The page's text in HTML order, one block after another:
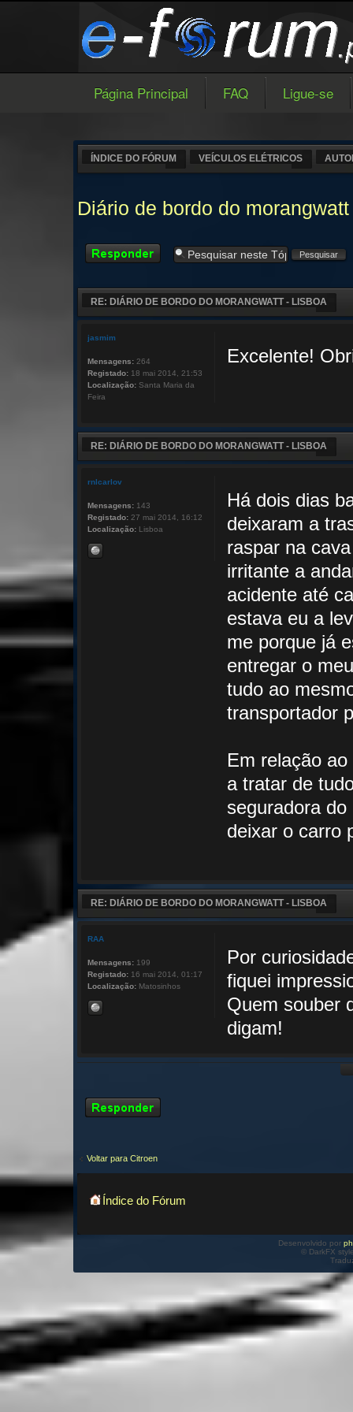
Página Principal FAQ Ligue-se
ÍNDICE DO FÓRUM VEÍCULOS ELÉTRICOS
Diário de bordo do
Responder
RE: DIÁRIO DE BORDO DO MORANGWATT - LISBOA
Excelente!
jasmim
Mensagens: 264
Registado: 18 mai 2014, 21:53
Localização: Santa Maria da
Feira
RE: DIÁRIO DE BORDO DO MORANGWATT - LISBOA
Há dois dias
deixaram a
raspar na
irritante a
acidente até
estava eu a
me porque já
entregar o
tudo ao
transportador
Em relação
a tratar de
seguradora
deixar o carro
rnlcarlov
Mensagens: 143
Registado: 27 mai 2014, 16:12
Localização: Lisboa
RE: DIÁRIO DE BORDO DO MORANGWATT - LISBOA
Por
fiquei
Quem souber
digam!
RAA
Mensagens: 199
Registado: 16 mai 2014, 01:17
Localização: Matosinhos
Responder
Voltar para Citroen
Índice do Fórum
Desenvolvido por
© DarkFX